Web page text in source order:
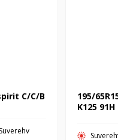
C/C/B
Suverehv
195/
K125 91H